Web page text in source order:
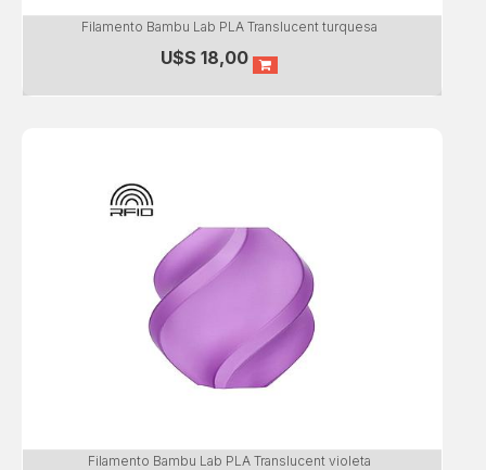
Filamento Bambu Lab PLA Translucent turquesa
U$S18,00
Filamento Bambu Lab PLA Translucent violeta